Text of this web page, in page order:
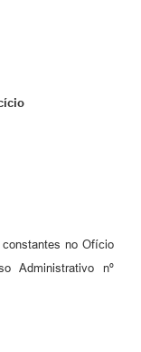
no Ofício
Administrativo nº